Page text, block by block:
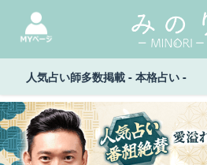
人気占い師多数掲載 - 本格占い -